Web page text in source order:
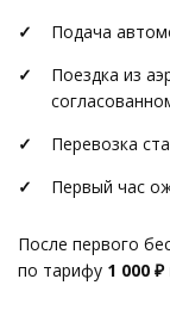
Подача
Поездка из
Перевозка
Первый час
После первого
по тарифу 1 000